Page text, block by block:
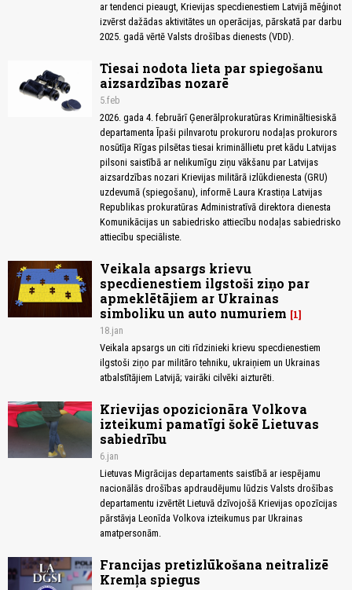
ar tendenci pieaugt, Krievijas specdienestiem Latvijā mēģinot
izvērst dažādas aktivitātes un operācijas, pārskatā par darbu
2025. gadā vērtē Valsts drošības dienests (VDD).
Tiesai nodota lieta par spiegošanu
aizsardzības nozarē
5.feb
2026. gada 4. februārī Ģenerālprokuratūras Krimināltiesiskā
departamenta Īpaši pilnvarotu prokuroru nodaļas prokurors
nosūtīja Rīgas pilsētas tiesai krimināllietu pret kādu Latvijas
pilsoni saistībā ar nelikumīgu ziņu vākšanu par Latvijas
aizsardzības nozari Krievijas militārā izlūkdienesta (GRU)
uzdevumā (spiegošanu), informē Laura Krastiņa Latvijas
Republikas prokuratūras Administratīvā direktora dienesta
Komunikācijas un sabiedrisko attiecību nodaļas sabiedrisko
attiecību speciāliste.
Veikala apsargs krievu
specdienestiem ilgstoši ziņo par
apmeklētājiem ar Ukrainas
simboliku un auto numuriem
1
18.jan
Veikala apsargs un citi rīdzinieki krievu specdienestiem
ilgstoši ziņo par militāro tehniku, ukraiņiem un Ukrainas
atbalstītājiem Latvijā; vairāki cilvēki aizturēti.
Krievijas opozicionāra Volkova
izteikumi pamatīgi šokē Lietuvas
sabiedrību
6.jan
Lietuvas Migrācijas departaments saistībā ar iespējamu
nacionālās drošības apdraudējumu lūdzis Valsts drošības
departamentu izvērtēt Lietuvā dzīvojošā Krievijas opozīcijas
pārstāvja Leonīda Volkova izteikumus par Ukrainas
amatpersonām.
Francijas pretizlūkošana neitralizē
Kremļa spiegus